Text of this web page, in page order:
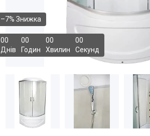
–7%
00
Днів
00
Годин
00
Хвилин
00
Секунд